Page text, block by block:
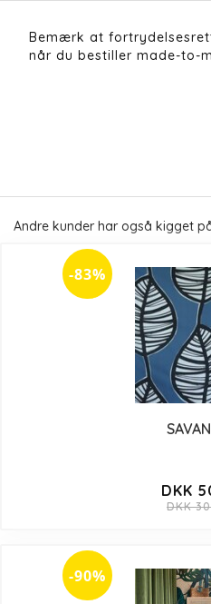
Bemærk at
når du bestiller made-to-
Andre kunder har også kigget
-83%
DKK
DKK
-90%